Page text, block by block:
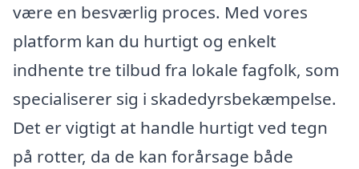
være en besværlig proces. Med vores
platform kan du hurtigt og enkelt
indhente tre tilbud fra lokale fagfolk, som
specialiserer sig i skadedyrsbekæmpelse.
Det er vigtigt at handle hurtigt ved tegn
på rotter, da de kan forårsage både